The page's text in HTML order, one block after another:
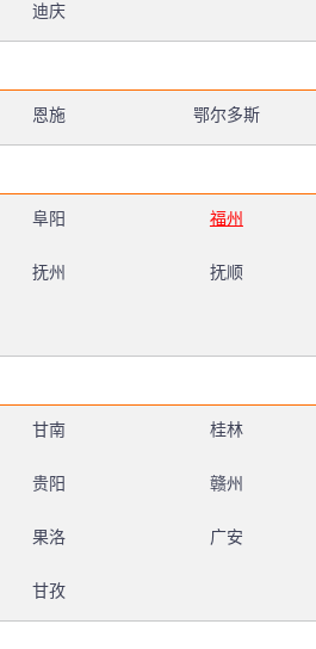
迪庆
恩施 鄂尔多斯
阜阳 福州
抚州 抚顺
甘南 桂林
贵阳 赣州
果洛 广安
甘孜